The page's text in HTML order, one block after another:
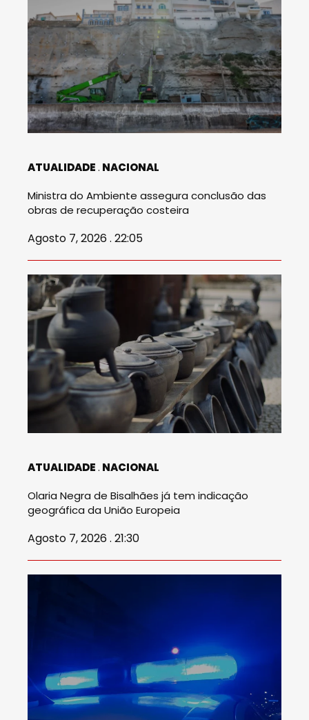
ATUALIDADE NACIONAL
Ministra do Ambiente assegura conclusão das
obras de recuperação costeira
Agosto 7, 2026 . 22:05
ATUALIDADE NACIONAL
Olaria Negra de Bisalhães já tem indicação
geográfica da União Europeia
Agosto 7, 2026 . 21:30